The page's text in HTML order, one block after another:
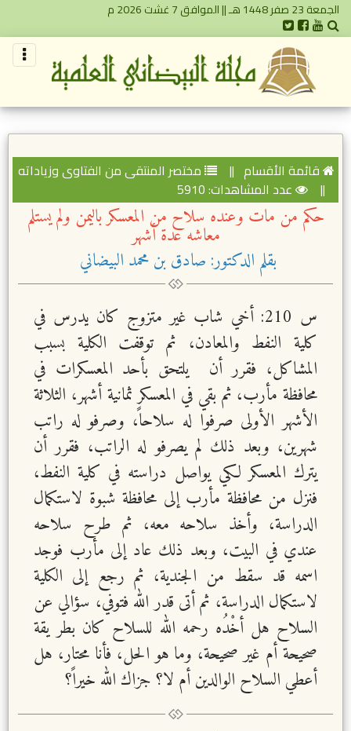
الجمعة 23 صفر 1448 هـ || الموافق 7 غشت 2026 م
قائمة الأقسام ||
مختصر المنتقى من الفتاوى وزياداته
||
عدد المشاهدات: 5910
حكم من مات وعنده سلاح من المعسكر باليمن ولم يستلم
معاشه عدة أشهر
بقلم الدكتور: صادق بن محمد البيضاني
س 210: أخي شاب غير متزوج كان يدرس في
كلية النفط والمعادن، ثم توقفت الكلية بسبب
المشاكل، فقرر أن يلتحق بأحد المعسكرات في
محافظة مأرب، ثم بقي في المعسكر ثمانية أشهر، الثلاثة
الأشهر الأولى صرفوا له سلاحاً، وصرفو له راتب
شهرين، وبعد ذلك لم يصرفو له الراتب، فقرر أن
يترك المعسكر لكي يواصل دراسته في كلية النفط،
فنزل من محافظة مأرب إلى محافظة شبوة لاستكمال
الدراسة، وأخذ سلاحه معه، ثم طرح سلاحه
عندي في البيت، وبعد ذلك عاد إلى مأرب فوجد
اسمه قد سقط من الجندية، ثم رجع إلى الكلية
لاستكمال الدراسة، ثم أتى قدر الله فتوفي، سؤالي عن
السلاح هل أخْدُه رحمه الله للسلاح كان بطر يقة
صحيحة أم غير صحيحة، وما هو الحل، فأنا محتار، هل
أعطي السلاح الوالدين أم لا؟ جزاك الله خيراً؟